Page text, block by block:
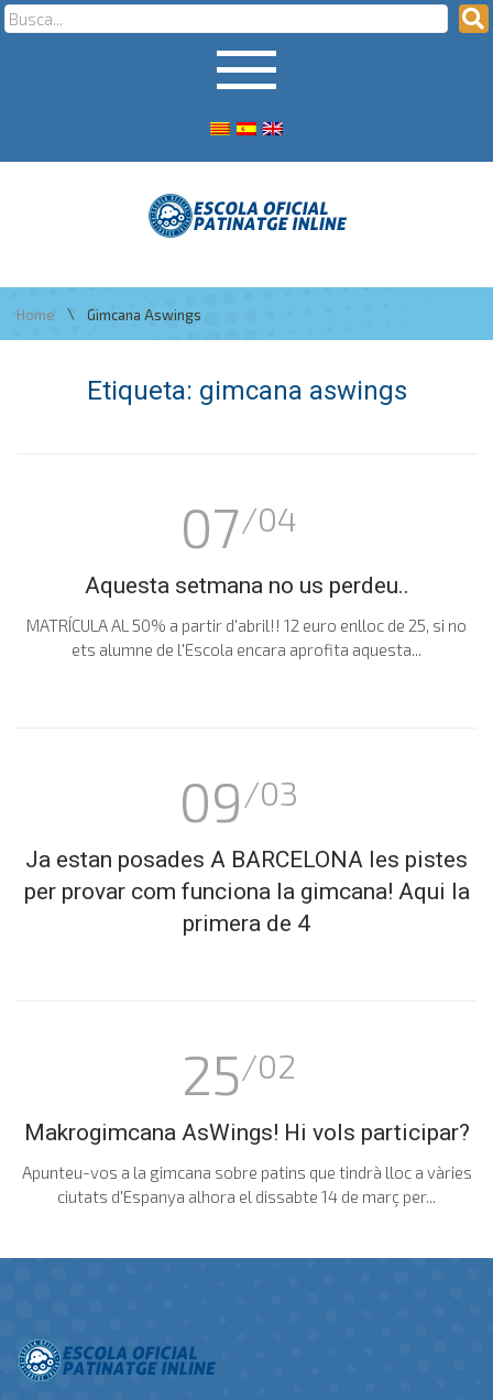
Home \ Gimcana Aswings
Etiqueta: gimcana aswings
07/04
Aquesta setmana no us perdeu..
MATRÍCULA AL 50% a partir d'abril!! 12 euro enlloc de 25, si no
ets alumne de l'Escola encara aprofita aquesta...
09/03
Ja estan posades A BARCELONA les pistes
per provar com funciona la gimcana! Aqui la
primera de 4
25/02
Makrogimcana AsWings! Hi vols participar?
Apunteu-vos a la gimcana sobre patins que tindrà lloc a vàries
ciutats d'Espanya alhora el dissabte 14 de març per...